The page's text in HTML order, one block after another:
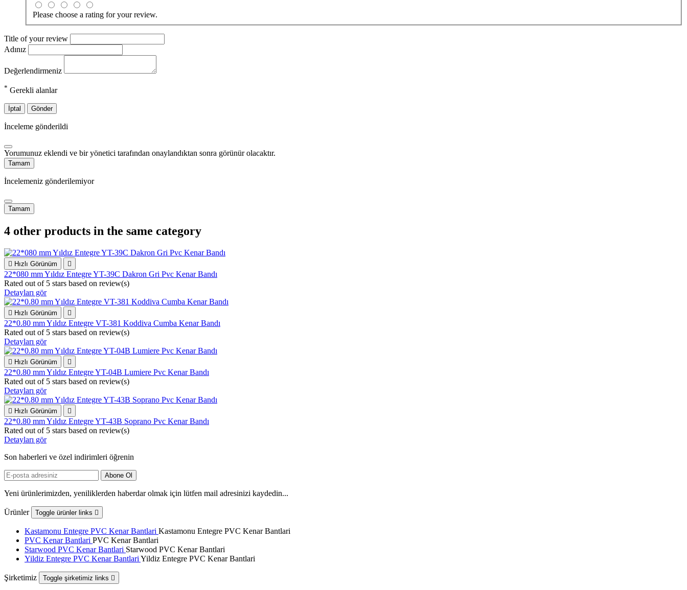
Please choose a rating for your review.
Title of your review
Adınız
Değerlendirmeniz
* Gerekli alanlar
İptal Gönder
İnceleme gönderildi
Yorumunuz eklendi ve bir yönetici tarafından onaylandıktan sonra görünür olacaktır.
Tamam
İncelemeniz gönderilemiyor
Tamam
4 other products in the same category
 Hızlı Görünüm 
22*080 mm Yıldız Entegre YT-39C Dakron Gri Pvc Kenar Bandı
Rated out of 5 stars based on review(s)
Detayları gör
 Hızlı Görünüm 
22*0.80 mm Yıldız Entegre VT-381 Koddiva Cumba Kenar Bandı
Rated out of 5 stars based on review(s)
Detayları gör
 Hızlı Görünüm 
22*0.80 mm Yıldız Entegre YT-04B Lumiere Pvc Kenar Bandı
Rated out of 5 stars based on review(s)
Detayları gör
 Hızlı Görünüm 
22*0.80 mm Yıldız Entegre YT-43B Soprano Pvc Kenar Bandı
Rated out of 5 stars based on review(s)
Detayları gör
Son haberleri ve özel indirimleri öğrenin
Yeni ürünlerimizden, yeniliklerden haberdar olmak için lütfen mail adresinizi kaydedin...
Ürünler Toggle ürünler links 
Kastamonu Entegre PVC Kenar Bantlari Kastamonu Entegre PVC Kenar Bantlari
PVC Kenar Bantlari PVC Kenar Bantlari
Starwood PVC Kenar Bantlari Starwood PVC Kenar Bantlari
Yildiz Entegre PVC Kenar Bantlari Yildiz Entegre PVC Kenar Bantlari
Şirketimiz Toggle şirketimiz links 